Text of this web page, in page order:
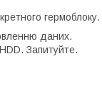
гермоблоку.
даних.
Запитуйте.